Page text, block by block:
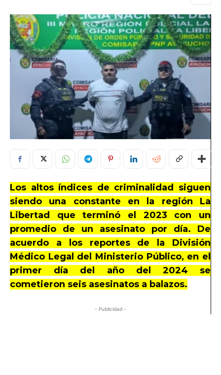
Los altos índices de criminalidad siguen
siendo una constante en la región La
Libertad que terminó el 2023 con un
promedio de un asesinato por día. De
acuerdo a los reportes de la División
Médico Legal del Ministerio Público, en el
primer día del año del 2024 se
cometieron seis asesinatos a balazos.
- Publicidad -